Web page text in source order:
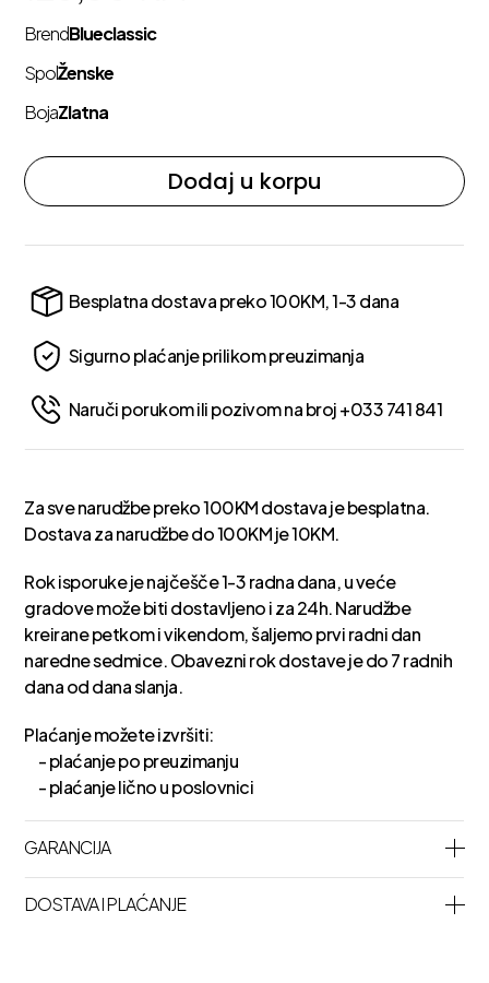
BrendBlueclassic
SpolŽenske
BojaZlatna
Dodaj u korpu
Besplatna dostava preko 100KM, 1-3 dana
Sigurno plaćanje prilikom preuzimanja
Naruči porukom ili pozivom na broj +033 741 841
Za sve narudžbe preko 100KM dostava je besplatna.
Dostava za narudžbe do 100KM je 10KM.
Rok isporuke je najčešče 1-3 radna dana, u veće
gradove može biti dostavljeno i za 24h. Narudžbe
kreirane petkom i vikendom, šaljemo prvi radni dan
naredne sedmice. Obavezni rok dostave je do 7 radnih
dana od dana slanja.
Plaćanje možete izvršiti:
- plaćanje po preuzimanju
- plaćanje lično u poslovnici
GARANCIJA
DOSTAVA I PLAĆANJE